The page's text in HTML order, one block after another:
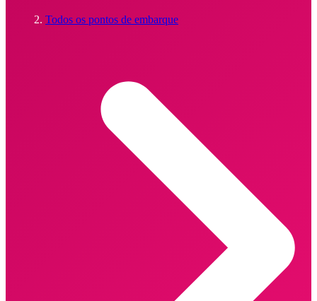
Todos os pontos de embarque